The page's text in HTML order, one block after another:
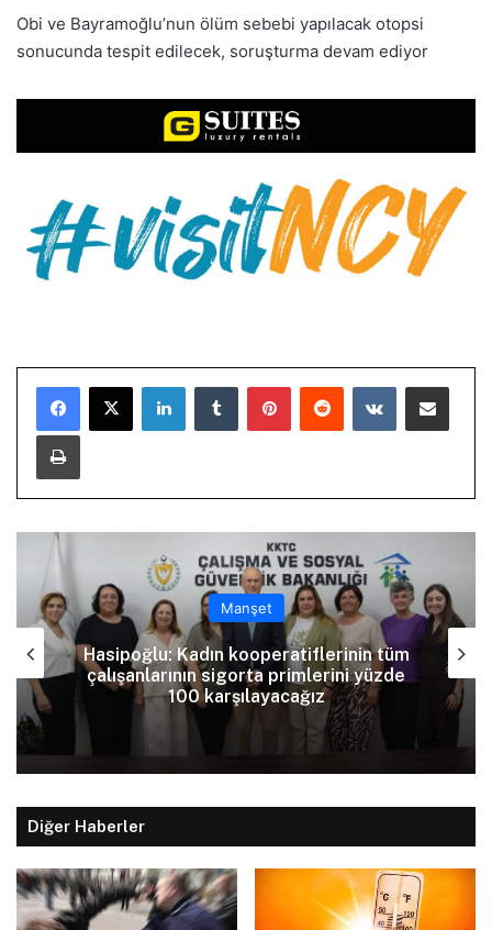
Obi ve Bayramoğlu’nun ölüm sebebi yapılacak otopsi
sonucunda tespit edilecek, soruşturma devam ediyor
LinkedInTumblr PinterestReddit VKontakteE-Posta ile paylaş
Yazdır
Manşet
Tatar: Enosis zihniyetine karşı varoluş
mücadelemiz devam ediyor
Diğer Haberler